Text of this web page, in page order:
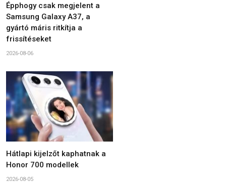
Épphogy csak megjelent a
Samsung Galaxy A37, a
gyártó máris ritkítja a
frissítéseket
2026-08-06
Hátlapi kijelzőt kaphatnak a
Honor 700 modellek
2026-08-05